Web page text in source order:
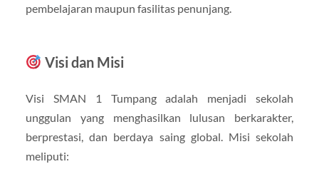
pembelajaran maupun fasilitas penunjang.
Visi dan Misi
Visi SMAN 1 Tumpang adalah menjadi sekolah
unggulan yang menghasilkan lulusan berkarakter,
berprestasi, dan berdaya saing global. Misi sekolah
meliputi: